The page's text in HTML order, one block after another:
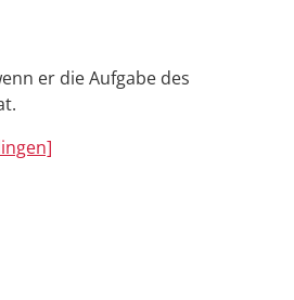
er die Aufgabe des